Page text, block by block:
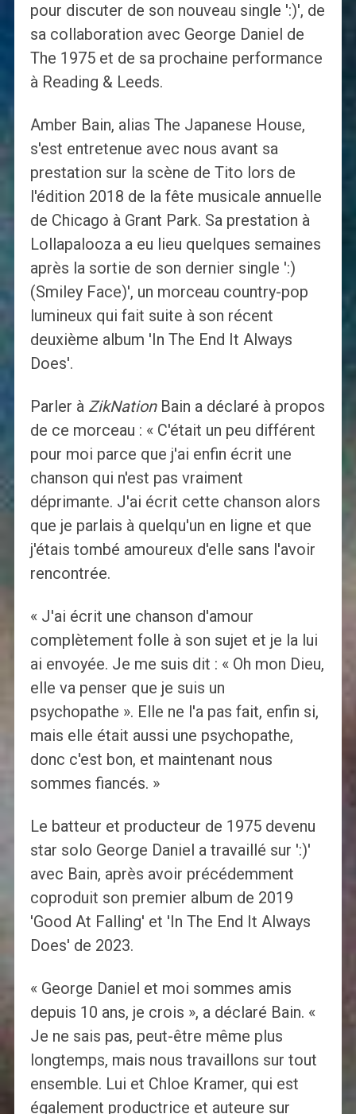
pour discuter de son nouveau single ':)', de
sa collaboration avec George Daniel de
The 1975 et de sa prochaine performance
à Reading & Leeds.
Amber Bain, alias The Japanese House,
s'est entretenue avec nous avant sa
prestation sur la scène de Tito lors de
l'édition 2018 de la fête musicale annuelle
de Chicago à Grant Park. Sa prestation à
Lollapalooza a eu lieu quelques semaines
après la sortie de son dernier single ':)
(Smiley Face)', un morceau country-pop
lumineux qui fait suite à son récent
deuxième album 'In The End It Always
Does'.
Parler à ZikNationBain a déclaré à propos
de ce morceau : « C'était un peu différent
pour moi parce que j'ai enfin écrit une
chanson qui n'est pas vraiment
déprimante. J'ai écrit cette chanson alors
que je parlais à quelqu'un en ligne et que
j'étais tombé amoureux d'elle sans l'avoir
rencontrée.
« J'ai écrit une chanson d'amour
complètement folle à son sujet et je la lui
ai envoyée. Je me suis dit : « Oh mon Dieu,
elle va penser que je suis un
psychopathe ». Elle ne l'a pas fait, enfin si,
mais elle était aussi une psychopathe,
donc c'est bon, et maintenant nous
sommes fiancés. »
Le batteur et producteur de 1975 devenu
star solo George Daniel a travaillé sur ':)'
avec Bain, après avoir précédemment
coproduit son premier album de 2019
'Good At Falling' et 'In The End It Always
Does' de 2023.
« George Daniel et moi sommes amis
depuis 10 ans, je crois », a déclaré Bain. «
Je ne sais pas, peut-être même plus
longtemps, mais nous travaillons sur tout
ensemble. Lui et Chloe Kramer, qui est
également productrice et auteure sur